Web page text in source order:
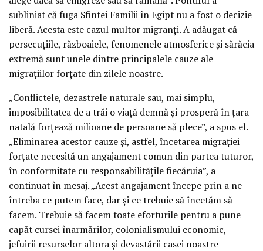
subliniat că fuga Sfintei Familii în Egipt nu a fost o decizie
liberă. Acesta este cazul multor migranți. A adăugat că
persecuțiile, războaiele, fenomenele atmosferice și sărăcia
extremă sunt unele dintre principalele cauze ale
migrațiilor forțate din zilele noastre.
„Conflictele, dezastrele naturale sau, mai simplu,
imposibilitatea de a trăi o viață demnă și prosperă în țara
natală forțează milioane de persoane să plece”, a spus el.
„Eliminarea acestor cauze și, astfel, încetarea migrației
forțate necesită un angajament comun din partea tuturor,
în conformitate cu responsabilitățile fiecăruia”, a
continuat în mesaj. „Acest angajament începe prin a ne
întreba ce putem face, dar și ce trebuie să încetăm să
facem. Trebuie să facem toate eforturile pentru a pune
capăt cursei înarmărilor, colonialismului economic,
jefuirii resurselor altora și devastării casei noastre